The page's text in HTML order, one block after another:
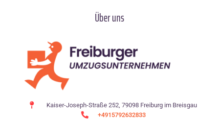
Über uns
Kaiser-Joseph-Straße 252, 79098 Freiburg im Breisgau
+4915792632833